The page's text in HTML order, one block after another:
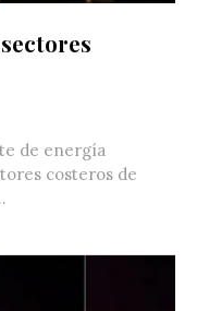
de energía
costeros de